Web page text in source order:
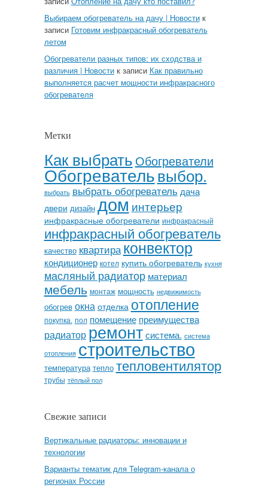
Выбираем обогреватель на дачу | Новостик
записи Готовим инфракрасный обогреватель
летом
Обогреватели разных типов: их сходства и
различия | Новостик записи Как правильно
выполняется расчет мощности инфракрасного
обогревателя
Метки
Как выбрать Обогреватели
Обогревательвыбор.
выбрать выбрать обогреватель дача
двери дизайн дом интерьер
инфракрасные обогреватели инфракрасный
инфракрасный обогреватель
качество квартираконвектор
кондиционер котел купить обогреватель кухня
масляный радиатор материал
мебель монтаж мощность недвижимость
обогрев окна отделка отопление
покупка. пол помещение преимущества
радиатор ремонт система. система
отопления строительство
температура тепло тепловентилятор
трубы тёплый пол
Свежие записи
Вертикальные радиаторы: инновации и
технологии
Варианты тематик для Telegram-канала о
регионах России